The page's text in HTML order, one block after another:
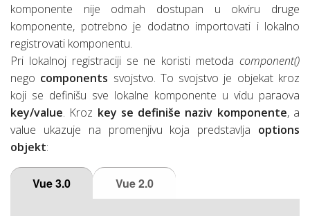
komponente nije odmah dostupan u okviru druge
komponente, potrebno je dodatno importovati i lokalno
registrovati komponentu.
Pri lokalnoj registraciji se ne koristi metoda component()
nego components svojstvo. To svojstvo je objekat kroz
koji se definišu sve lokalne komponente u vidu paraova
key/value. Kroz key se definiše naziv komponente, a
value ukazuje na promenjivu koja predstavlja options
objekt:
Vue 3.0 Vue 2.0